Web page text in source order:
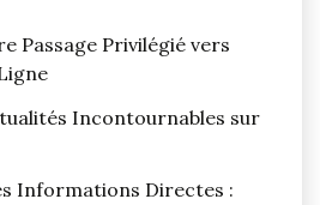
Passage Privilégié vers
Incontournables sur
Informations Directes :